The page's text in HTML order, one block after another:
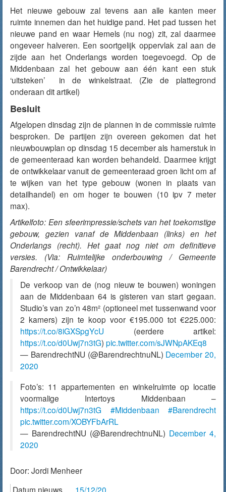
Het nieuwe gebouw zal tevens aan alle kanten meer
ruimte innemen dan het huidige pand. Het pad tussen het
nieuwe pand en waar Hemels (nu nog) zit, zal daarmee
ongeveer halveren. Een soortgelijk oppervlak zal aan de
zijde aan het Onderlangs worden toegevoegd. Op de
Middenbaan zal het gebouw aan één kant een stuk
‘uitsteken’ in de winkelstraat. (Zie de plattegrond
onderaan dit artikel)
Besluit
Afgelopen dinsdag zijn de plannen in de commissie ruimte
besproken. De partijen zijn overeen gekomen dat het
nieuwbouwplan op dinsdag 15 december als hamerstuk in
de gemeenteraad kan worden behandeld. Daarmee krijgt
de ontwikkelaar vanuit de gemeenteraad groen licht om af
te wijken van het type gebouw (wonen in plaats van
detailhandel) en om hoger te bouwen (10 ipv 7 meter
max).
Artikelfoto: Een sfeerimpressie/schets van het toekomstige
gebouw, gezien vanaf de Middenbaan (links) en het
Onderlangs (recht). Het gaat nog niet om definitieve
versies. (Via: Ruimtelijke onderbouwing / Gemeente
Barendrecht / Ontwikkelaar)
De verkoop van de (nog nieuw te bouwen) woningen
aan de Middenbaan 64 is gisteren van start gegaan.
Studio’s van zo’n 48m² (optioneel met tussenwand voor
2 kamers) zijn te koop voor €195.000 tot €225.000:
https://t.co/8iGXSpgYcU (eerdere artikel:
https://t.co/d0Uwj7n3tG) pic.twitter.com/sJWNpAKEq8
— BarendrechtNU (@BarendrechtnuNL) December 20,
2020
Foto’s: 11 appartementen en winkelruimte op locatie
voormalige Intertoys Middenbaan –
https://t.co/d0Uwj7n3tG
#Middenbaan
#Barendrecht
pic.twitter.com/XOBYFbArRL
— BarendrechtNU (@BarendrechtnuNL) December 4,
2020
Door: Jordi Menheer
Datum nieuws
15/12/20